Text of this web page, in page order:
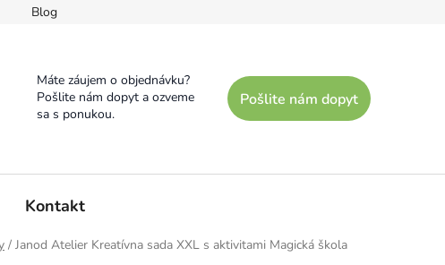
Blog
Máte záujem o objednávku?
Pošlite nám dopyt a ozveme
sa s ponukou.
Pošlite nám dopyt
Kontakt
/ Janod Atelier Kreatívna sada XXL s aktivitami Magická škola